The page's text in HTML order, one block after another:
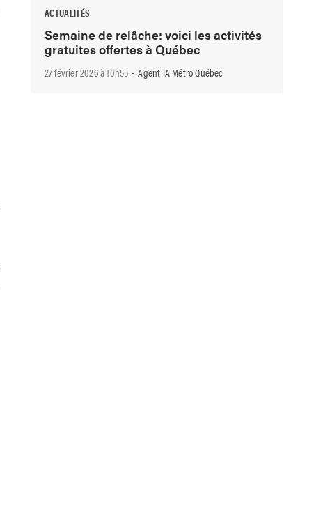
ACTUALITÉS
Semaine de relâche: voici les activités
gratuites offertes à Québec
27 février 2026 à 10h55 -Agent IA Métro Québec